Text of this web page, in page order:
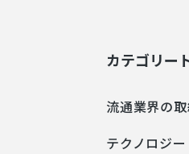
カテゴリー
流通業界の
テクノロジー